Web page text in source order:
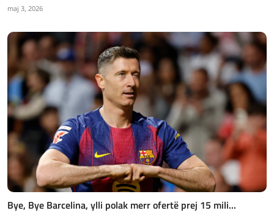
maj 3, 2026
Bye, Bye Barcelina, ylli polak merr ofertë prej 15 mili...